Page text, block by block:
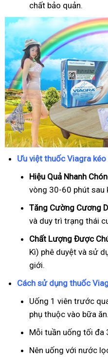
chất bảo quản.
Ưu việt thuốc Viagra kéo
Hiệu Quả Nhanh
vòng 30-60 phút sau
Tăng Cường Cương
và duy trì trạng thái
Chất Lượng Được
Kì) phê duyệt và sử
giới.
Cách sử dụng thuốc
Uống 1 viên trước
phụ thuộc vào bữa ăn.
Mỗi tuần uống tối đa
Nên uống với nước